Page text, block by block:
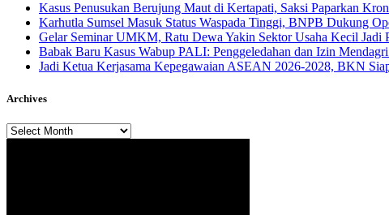
Kasus Penusukan Berujung Maut di Kertapati, Saksi Paparkan
Karhutla Sumsel Masuk Status Waspada Tinggi, BNPB Dukung
Gelar Seminar UMKM, Ratu Dewa Yakin Sektor Usaha Kecil Jadi
Babak Baru Kasus Wabup PALI: Penggeledahan dan Izin
Jadi Ketua Kerjasama Kepegawaian ASEAN 2026-2028, BKN
Archives
Archives